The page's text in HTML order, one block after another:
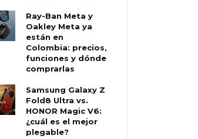
Ray-Ban Meta y
Oakley Meta ya
están en
Colombia: precios,
funciones y dónde
comprarlas
Samsung Galaxy Z
Fold8 Ultra vs.
HONOR Magic V6:
¿cuál es el mejor
plegable?